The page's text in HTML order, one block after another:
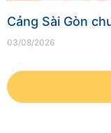
Cảng Sài Gòn
03/08/2026